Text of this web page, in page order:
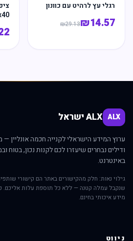
רגלי עץ לרהיט עם כוונון
₪14.57
₪29.13
ALX ALX ישראל
ערוץ המידע הישראלי לקנייה חכמה אונליין —
ודילים נבחרים שיעזרו לכם לקנות נכון, בטוח
באינטרנט.
גילוי נאות: חלק מהקישורים באתר הם קישורי
שנקבל עמלה קטנה — ללא כל תוספת עלות אליכם.
מידע איכותי בחינם.
ניווט